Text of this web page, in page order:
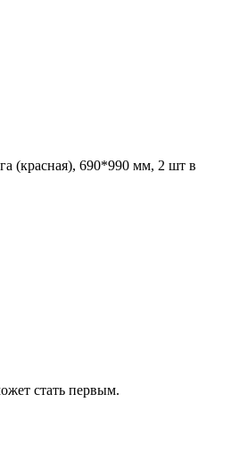
(красная), 690*990 мм, 2 шт в
стать первым.